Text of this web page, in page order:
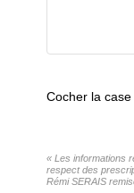
« Les informations
respect des
Rémi SERAIS